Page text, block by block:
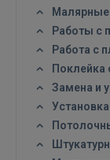
Работы с
Работа с
Поклейка
Замена и